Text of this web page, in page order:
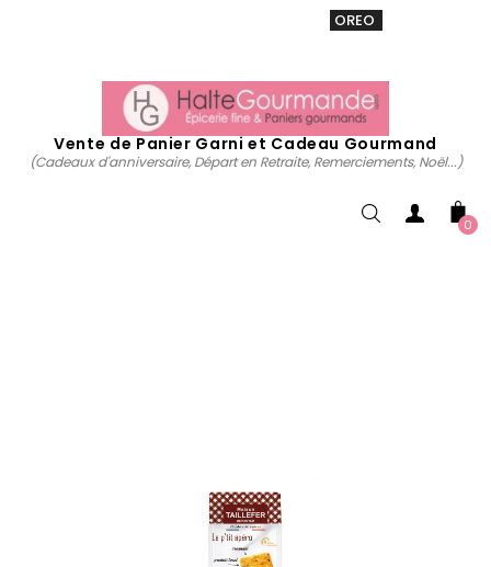
OREO
Vente de Panier Garni et Cadeau Gourmand
(Cadeaux d'anniversaire, Départ en Retraite, Remerciements, Noël...)
0